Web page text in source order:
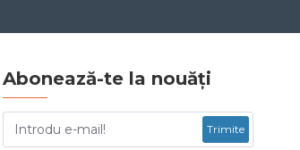
Abonează-te la nouăți
Trimite